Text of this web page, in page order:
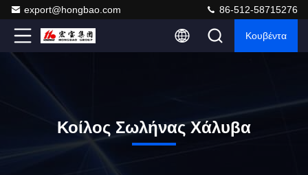
export@hongbao.com 86-512-58715276
Κουβέντα
Κοίλος Σωλήνας Χάλυβα